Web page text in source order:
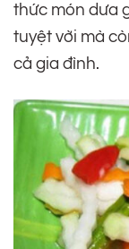
thức món dưa
tuyệt vời mà
cả gia đình.